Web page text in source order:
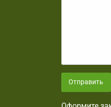
Отправить